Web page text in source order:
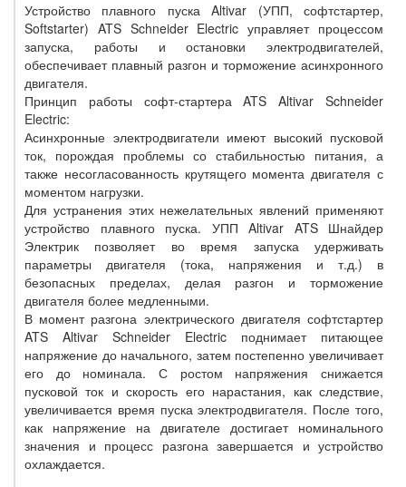
Устройство плавного пуска Altivar (УПП, софтстартер,
Softstarter) ATS Schneider Electric управляет процессом
запуска, работы и остановки электродвигателей,
обеспечивает плавный разгон и торможение асинхронного
двигателя.
Принцип работы софт-стартера ATS Altivar Schneider
Electric:
Асинхронные электродвигатели имеют высокий пусковой
ток, порождая проблемы со стабильностью питания, а
также несогласованность крутящего момента двигателя с
моментом нагрузки.
Для устранения этих нежелательных явлений применяют
устройство плавного пуска. УПП Altivar ATS Шнайдер
Электрик позволяет во время запуска удерживать
параметры двигателя (тока, напряжения и т.д.) в
безопасных пределах, делая разгон и торможение
двигателя более медленными.
В момент разгона электрического двигателя софтстартер
ATS Altivar Schneider Electric поднимает питающее
напряжение до начального, затем постепенно увеличивает
его до номинала. С ростом напряжения снижается
пусковой ток и скорость его нарастания, как следствие,
увеличивается время пуска электродвигателя. После того,
как напряжение на двигателе достигает номинального
значения и процесс разгона завершается и устройство
охлаждается.